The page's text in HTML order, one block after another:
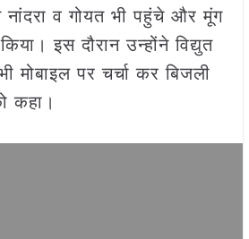
नांदरा व गोयत भी पहुंचे और मूंग
इस दौरान उन्होंने विद्युत
मोबाइल पर चर्चा कर बिजली
कहा।